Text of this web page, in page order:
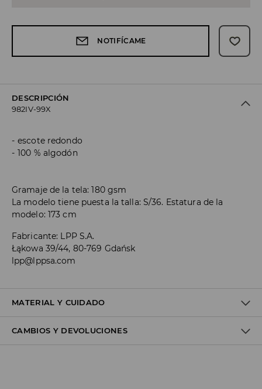
NOTIFÍCAME
DESCRIPCIÓN
982IV-99X
escote redondo
100 % algodón
Gramaje de la tela: 180 gsm
La modelo tiene puesta la talla: S/36. Estatura de la
modelo: 173 cm
Fabricante: LPP S.A.
Łąkowa 39/44, 80-769 Gdańsk
lpp@lppsa.com
MATERIAL Y CUIDADO
100% ALGODÓN
CAMBIOS Y DEVOLUCIONES